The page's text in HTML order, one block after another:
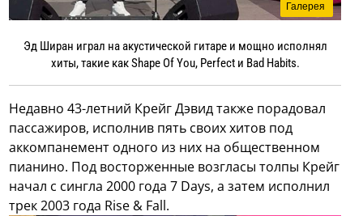
Галерея
Эд Ширан играл на акустической гитаре и мощно исполнял
хиты, такие как Shape Of You, Perfect и Bad Habits.
Недавно 43-летний Крейг Дэвид также порадовал
пассажиров, исполнив пять своих хитов под
аккомпанемент одного из них на общественном
пианино. Под восторженные возгласы толпы Крейг
начал с сингла 2000 года 7 Days, а затем исполнил
трек 2003 года Rise & Fall.